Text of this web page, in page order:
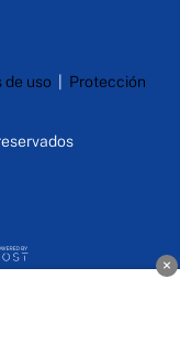
de uso| Protección
×